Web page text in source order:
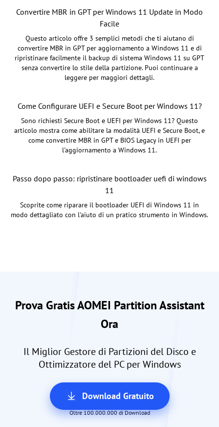
Convertire MBR in GPT per Windows 11 Update in Modo
Facile
Questo articolo offre 3 semplici metodi che ti aiutano di
convertire MBR in GPT per aggiornamento a Windows 11 e di
ripristinare facilmente il backup di sistema Windows 11 su GPT
senza convertire lo stile della partizione. Puoi continuare a
leggere per maggiori dettagli.
Come Configurare UEFI e Secure Boot per Windows 11?
Sono richiesti Secure Boot e UEFI per Windows 11? Questo
articolo mostra come abilitare la modalità UEFI e Secure Boot, e
come convertire MBR in GPT e BIOS Legacy in UEFI per
l'aggiornamento a Windows 11.
Passo dopo passo: ripristinare bootloader uefi di windows
11
Scoprite come riparare il bootloader UEFI di Windows 11 in
modo dettagliato con l'aiuto di un pratico strumento in Windows.
Prova Gratis AOMEI Partition Assistant
Ora
Il Miglior Gestore di Partizioni del Disco e
Ottimizzatore del PC per Windows
Download Gratuito
Oltre 100.000.000 di Download